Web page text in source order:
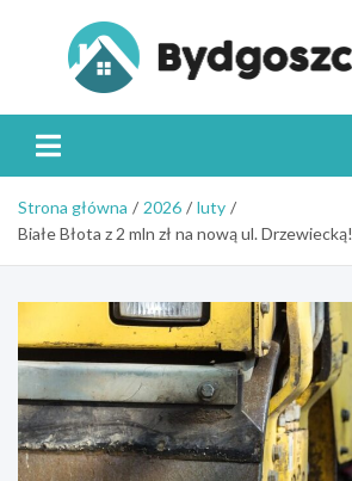
Strona główna 2026
luty
Białe Błota z 2 mln zł na nową ul. Drzewiecką!